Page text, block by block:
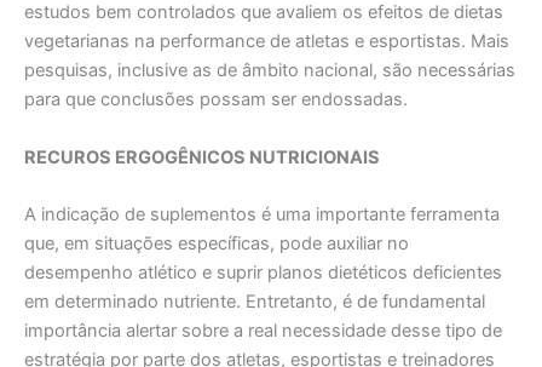
estudos bem controlados que avaliem os efeitos de dietas
vegetarianas na performance de atletas e esportistas. Mais
pesquisas, inclusive as de âmbito nacional, são necessárias
para que conclusões possam ser endossadas.
RECUROS ERGOGÊNICOS NUTRICIONAIS
A indicação de suplementos é uma importante ferramenta
que, em situações específicas, pode auxiliar no
desempenho atlético e suprir planos dietéticos deficientes
em determinado nutriente. Entretanto, é de fundamental
importância alertar sobre a real necessidade desse tipo de
estratégia por parte dos atletas, esportistas e treinadores